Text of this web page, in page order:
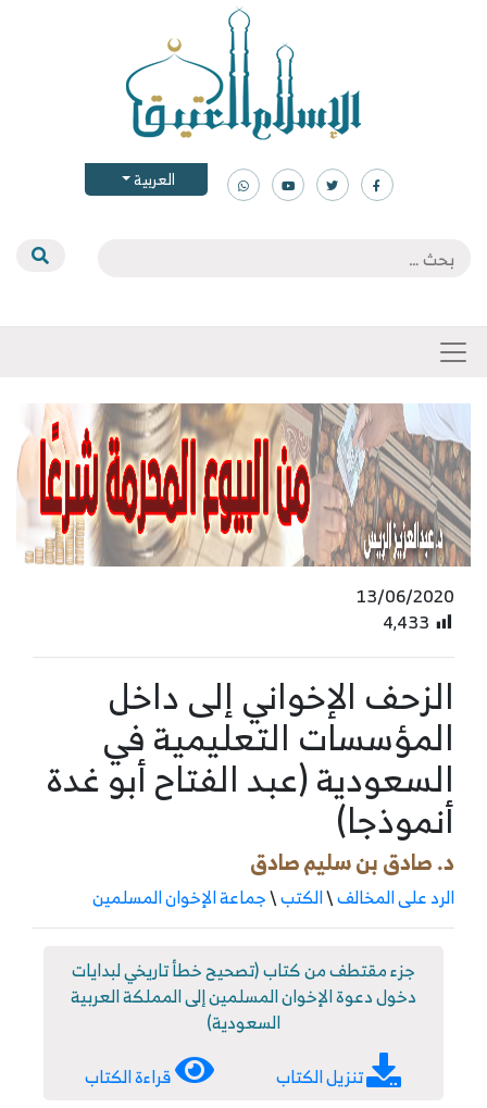
العربية
13/06/2020
4٬433
الزحف الإخواني إلى داخل
المؤسسات التعليمية في
السعودية (عبد الفتاح أبو غدة
أنموذجا)
د. صادق بن سليم صادق
الرد على المخالف\الكتب\جماعة الإخوان المسلمين
جزء مقتطف من كتاب (تصحيح خطأ تاريخي لبدايات
دخول دعوة الإخوان المسلمين إلى المملكة العربية
السعودية)
تنزيل الكتاب
قراءة الكتاب